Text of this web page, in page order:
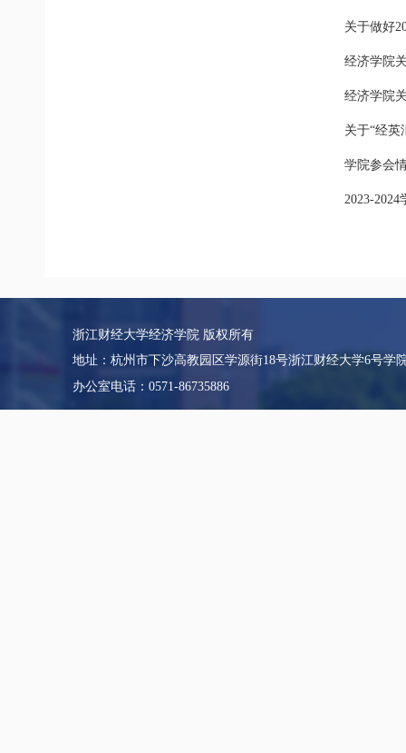
关于做好
经济学院
经济学院
关于“经
学院参会
2023-
浙江财经大学经济学院 版权所有
地址：杭州市下沙高教园区学源街18号浙江财经大学6号学
办公室电话：0571-86735886